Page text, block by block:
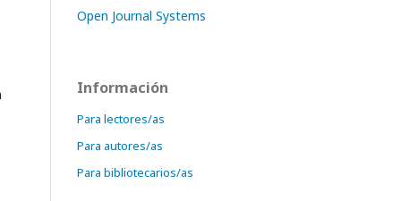
Open Journal Systems
Información
Para lectores/as
Para autores/as
Para bibliotecarios/as